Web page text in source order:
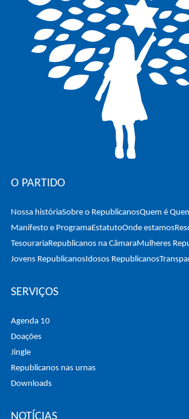
O PARTIDO
Nossa históriaSobre o RepublicanosQuem é
Manifesto e ProgramaEstatutoOnde estamos
TesourariaRepublicanos na CâmaraMulheres
Jovens RepublicanosIdosos Republicanos
SERVIÇOS
Agenda 10
Doações
Jingle
Republicanos nas urnas
Downloads